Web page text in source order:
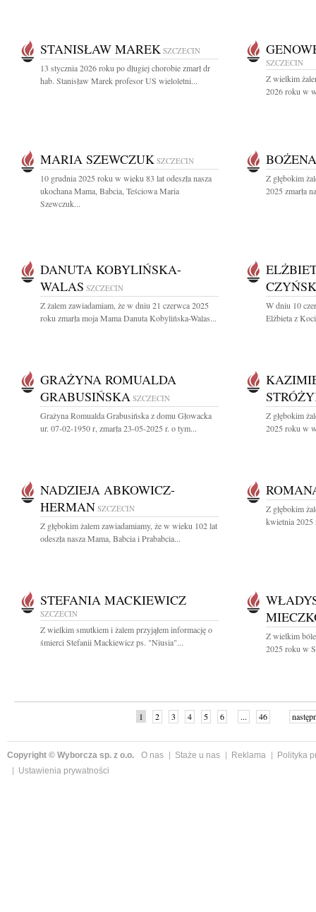
STANISŁAW MAREK SZCZECIN
13 stycznia 2026 roku po długiej chorobie zmarł dr
hab. Stanisław Marek profesor US wieloletni...
SZCZECIN
Z wielkim
2026 roku w
MARIA SZEWCZUK SZCZECIN
10 grudnia 2025 roku w wieku 83 lat odeszła nasza
ukochana Mama, Babcia, Teściowa Maria
Szewczuk...
Z głębokim
2025 zmarła
DANUTA KOBYLIŃSKA-
WALAS SZCZECIN
Z żalem zawiadamiam, że w dniu 21 czerwca 2025
roku zmarła moja Mama Danuta Kobylińska-Walas...
W dniu 10
Elżbieta z
GRAŻYNA ROMUALDA
GRABUSIŃSKA SZCZECIN
Grażyna Romualda Grabusińska z domu Głowacka
ur. 07-02-1950 r, zmarła 23-05-2025 r. o tym...
Z głębokim
2025 roku w
NADZIEJA ABKOWICZ-
HERMAN SZCZECIN
Z głębokim żalem zawiadamiamy, że w wieku 102 lat
odeszła nasza Mama, Babcia i Prababcia...
Z głębokim
kwietnia 2025
STEFANIA MACKIEWICZ
SZCZECIN
Z wielkim smutkiem i żalem przyjąłem informację o
śmierci Stefanii Mackiewicz ps. "Niusia"...
Z wielkim
2025 roku w
1 2 3 4 5 6 ... 46
Copyright © Wyborcza sp. z o.o. O nas Staże u nas Reklama
Polityka
Ustawienia prywatności